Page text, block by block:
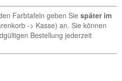
Farbtafeln geben Sie später im
-> Kasse) an. Sie können
Bestellung jederzeit